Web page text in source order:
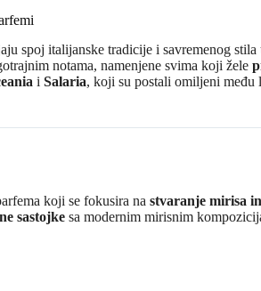
spoj italijanske tradicije i savremenog
notama, namenjene svima koji žele
i Salaria, koji su postali omiljeni među
koji se fokusira na stvaranje mirisa
sastojkesa modernim mirisnim